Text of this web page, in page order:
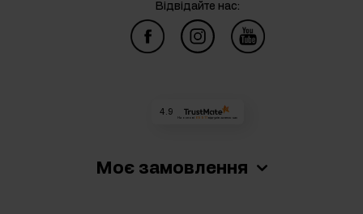
Моє замовлення
Відвідайте нас:
4.9
На основі 69 911 відгуків за весь час